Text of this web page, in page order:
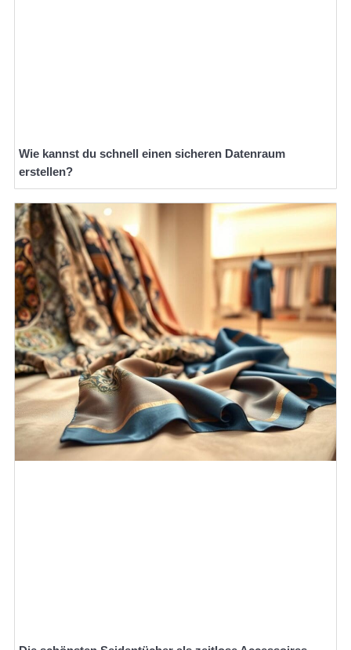
Wie kannst du schnell einen sicheren Datenraum
erstellen?